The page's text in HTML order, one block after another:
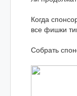
Когда
все фишки
Собрать